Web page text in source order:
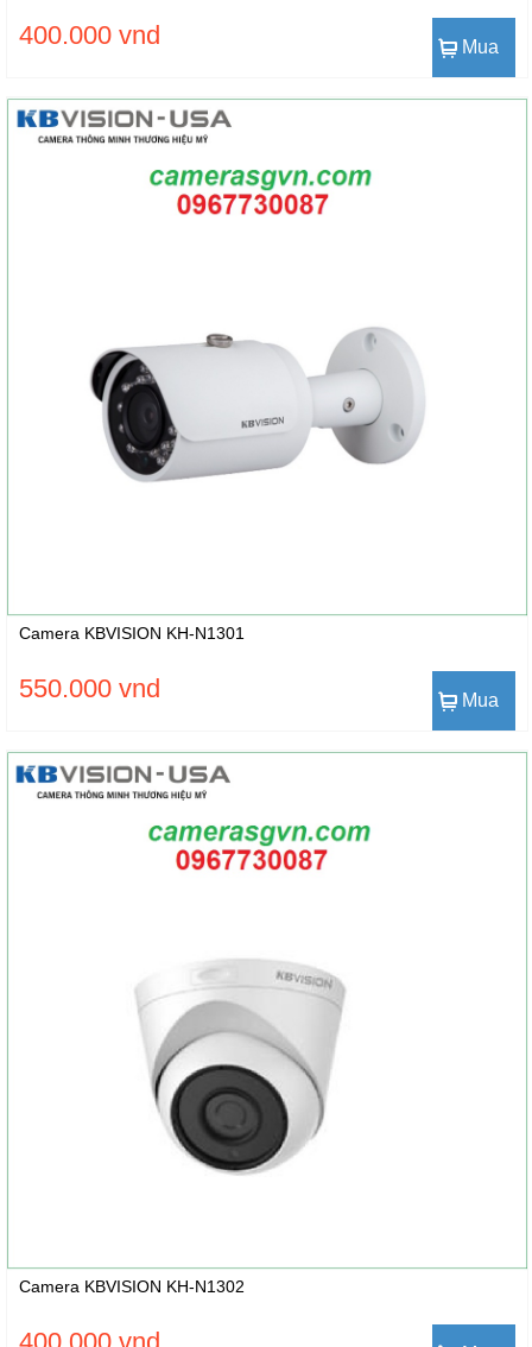
400.000 vnd Mua
Camera KBVISION KH-N1301
550.000 vnd Mua
Camera KBVISION KH-N1302